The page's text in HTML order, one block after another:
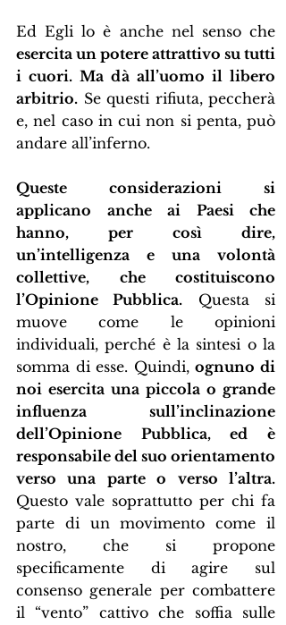
esercita un potere attrattivo su tutti
i cuori. Ma dà all’uomo il libero
arbitrio. Se questi rifiuta, peccherà
e, nel caso in cui non si penta, può
andare all’inferno.
Queste considerazioni si
applicano anche ai Paesi che
hanno, per così dire,
un’intelligenza e una volontà
collettive, che costituiscono
l’Opinione Pubblica. Questa si
muove come le opinioni
individuali, perché è la sintesi o la
somma di esse. Quindi, ognuno di
noi esercita una piccola o grande
influenza sull’inclinazione
dell’Opinione Pubblica, ed è
responsabile del suo orientamento
verso una parte o verso l’altra.
Questo vale soprattutto per chi fa
parte di un movimento come il
nostro, che si propone
specificamente di agire sul
consenso generale per combattere
il “vento” cattivo che soffia sulle